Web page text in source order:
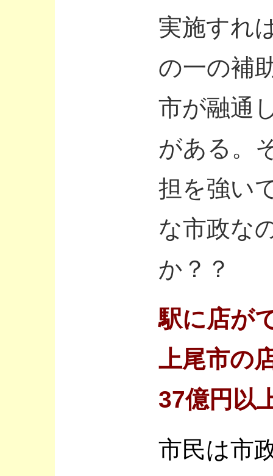
実施すれ
の一の補
市が融通
がある。
担を強い
な市政な
か？？
駅に店が
上尾市の
37億円以
市民は市